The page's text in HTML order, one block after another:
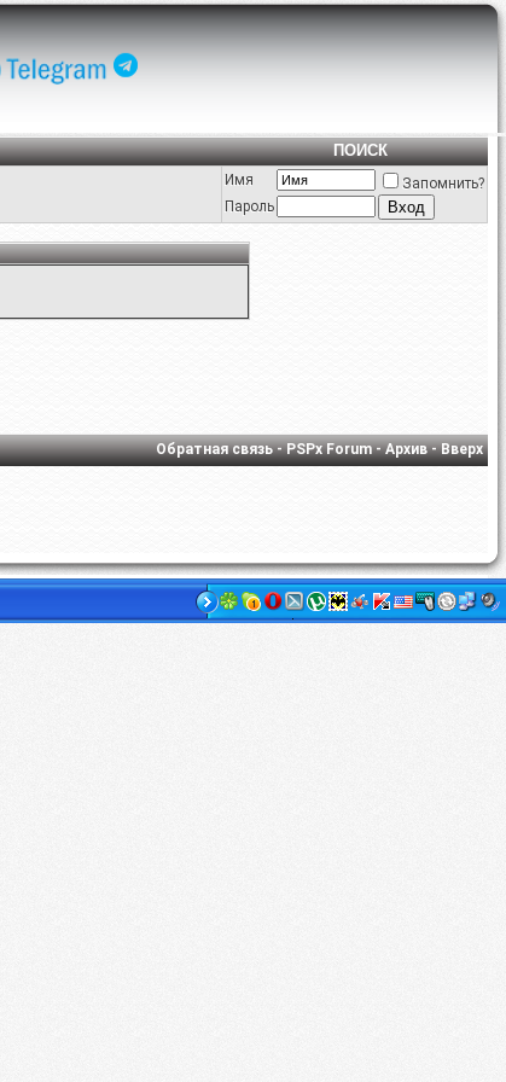
ПОИСК
Имя
Запомнить?
Пароль
Обратная связь-PSPx Forum-Архив-Вверх